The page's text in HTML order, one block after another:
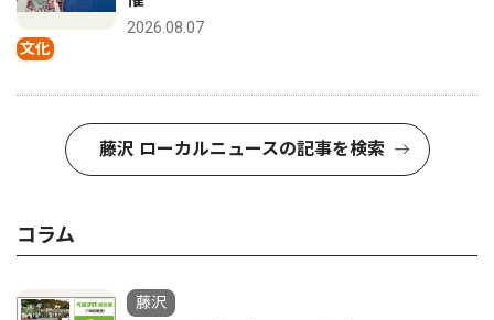
文化
2026.08.07
藤沢 ローカルニュースの記事を検索
コラム
藤沢